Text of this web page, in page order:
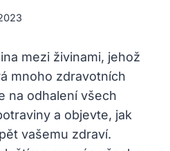
mezi živinami, jehož
mnoho zdravotních
na odhalení všech
a objevte, jak
vašemu zdraví.